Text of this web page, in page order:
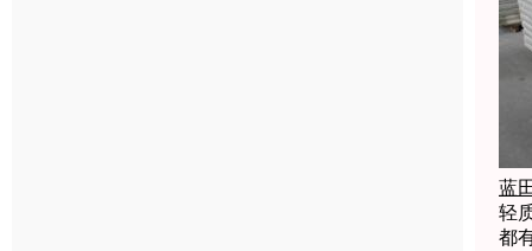
蓝
轻
都